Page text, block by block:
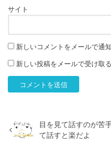
サイト
新しいコメントをメールで通知
新しい投稿をメールで受け取る
目を見て話すのが苦
て話すと楽だよ